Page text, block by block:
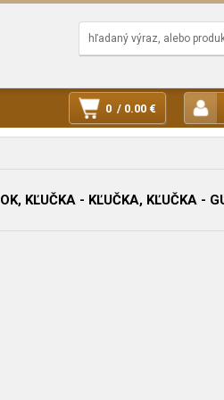
0 / 0.00 €
KĽUČKA - KĽUČKA, KĽUČKA -